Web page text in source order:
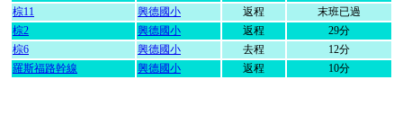
棕11
興德國小 返程
末班已過
棕2
興德國小 返程
29分
棕6
興德國小 去程
12分
羅斯福路幹線
興德國小 返程 10分